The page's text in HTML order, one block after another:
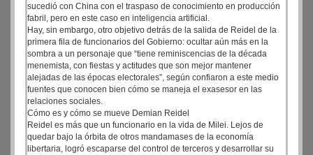
sucedió con China con el traspaso de conocimiento en producción
fabril, pero en este caso en inteligencia artificial.
Hay, sin embargo, otro objetivo detrás de la salida de Reidel de la
primera fila de funcionarios del Gobierno: ocultar aún más en la
sombra a un personaje que “tiene reminiscencias de la década
menemista, con fiestas y actitudes que son mejor mantener
alejadas de las épocas electorales”, según confiaron a este medio
fuentes que conocen bien cómo se maneja el exasesor en las
relaciones sociales.
Cómo es y cómo se mueve Demian Reidel
Reidel es más que un funcionario en la vida de Milei. Lejos de
quedar bajo la órbita de otros mandamases de la economía
libertaria, logró escaparse del control de terceros y desarrollar su